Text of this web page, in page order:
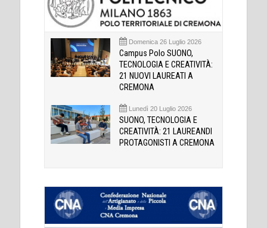
Domenica 26 Luglio 2026
Campus Polo SUONO,
TECNOLOGIA E CREATIVITÀ:
21 NUOVI LAUREATI A
CREMONA
Lunedì 20 Luglio 2026
SUONO, TECNOLOGIA E
CREATIVITÀ: 21 LAUREANDI
PROTAGONISTI A CREMONA